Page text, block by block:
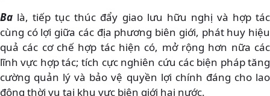
Ba là, tiếp tục thúc đẩy giao lưu hữu nghị và hợp tác
cùng có lợi giữa các địa phương biên giới, phát huy hiệu
quả các cơ chế hợp tác hiện có, mở rộng hơn nữa các
lĩnh vực hợp tác; tích cực nghiên cứu các biện pháp tăng
cường quản lý và bảo vệ quyền lợi chính đáng cho lao
động thời vụ tại khu vực biên giới hai nước.